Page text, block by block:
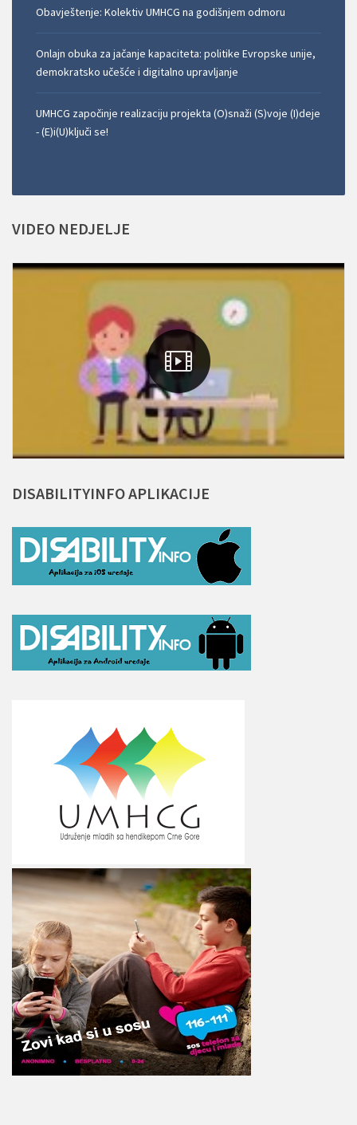
Obavještenje: Kolektiv UMHCG na godišnjem odmoru
Onlajn obuka za jačanje kapaciteta: politike Evropske unije,
demokratsko učešće i digitalno upravljanje
UMHCG započinje realizaciju projekta (O)snaži (S)voje (I)deje
- (E)i(U)ključi se!
VIDEO NEDJELJE
DISABILITYINFOAPLIKACIJE